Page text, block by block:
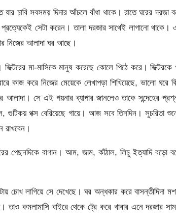
চাবি সবসময় দিদার আঁচলে বাঁধা থাকে। রাতে ঘরের দরজা
সেটা করেন। তালা দরজার সাথেই লাগানো থাকে।
নিজের আলাদা ঘর আছে।
মা-মাসিকে মানুষ করেছে কোলে পিঠে করে। ভিক্টরকে
কাজ করে নিজের মেয়েকে লেখাপড়া শিখিয়েছে, ভালো ঘরে
আলাদা। সে এই গয়নার ব্যাপার জানলেও তাকে সন্দেহের
গুটিকয় পক্স বেরিয়েছে গায়ে। আজ সবে তিনদিন। সুচরিতা
রাখবেন।
পেছনদিকে বাগান। আম, জাম, কাঁঠাল, লিচু ইত্যাদি বড়ো
লাগিয়ে সে দেখেছে। ঘর অন্ধকার করে বাসন্তীদিদা
কমলামাসি বাইরে থেকে ট্রে করে খাবার এনে দরজার